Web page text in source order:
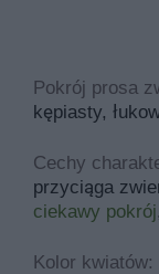
Pokrój prosa
kępiasty,
Cechy
przyciąga
ciekawy pokrój,
Kolor kwiatów: